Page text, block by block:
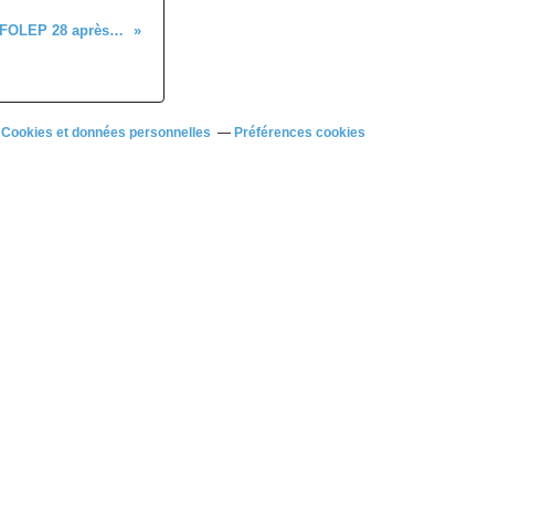
Les classements du Challenge UFOLEP 28 après l'épreuve de Toury
Cookies et données personnelles Préférences cookies